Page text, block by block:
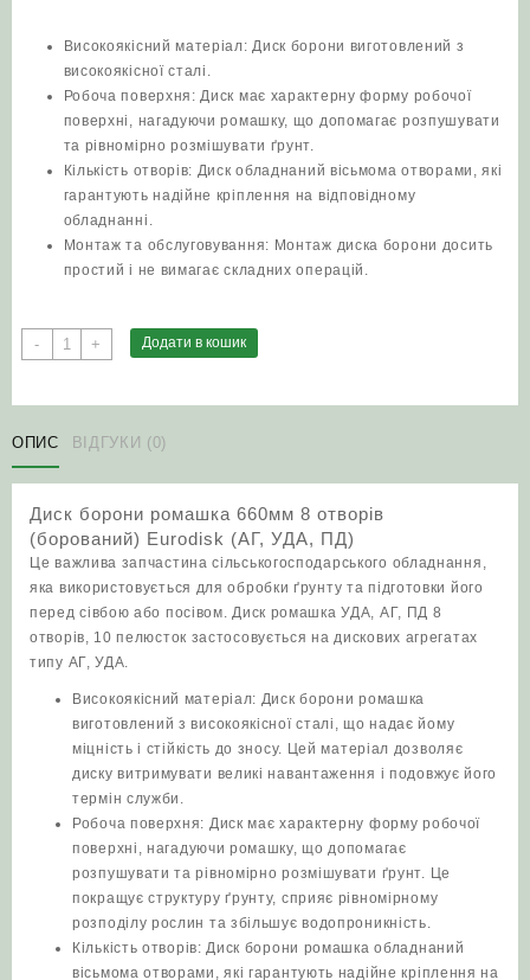
Високоякісний матеріал: Диск борони виготовлений з
високоякісної сталі.
Робоча поверхня: Диск має характерну форму робочої
поверхні, нагадуючи ромашку, що допомагає розпушувати
та рівномірно розмішувати ґрунт.
Кількість отворів: Диск обладнаний вісьмома отворами, які
гарантують надійне кріплення на відповідному
обладнанні.
Монтаж та обслуговування: Монтаж диска борони досить
простий і не вимагає складних операцій.
-
Диск
борони
8
отворів
Eurodisk
(АГ,
УДА,
ПД)
кількість
+ Додати в кошик
ОПИС ВІДГУКИ (0)
Диск борони ромашка 660мм 8 отворів
(борований) Eurodisk (АГ, УДА, ПД)
Це важлива запчастина сільськогосподарського обладнання,
яка використовується для обробки ґрунту та підготовки його
перед сівбою або посівом. Диск ромашка УДА, АГ, ПД 8
отворів, 10 пелюсток застосовується на дискових агрегатах
типу АГ, УДА.
Високоякісний матеріал: Диск борони ромашка
виготовлений з високоякісної сталі, що надає йому
міцність і стійкість до зносу. Цей матеріал дозволяє
диску витримувати великі навантаження і подовжує його
термін служби.
Робоча поверхня: Диск має характерну форму робочої
поверхні, нагадуючи ромашку, що допомагає
розпушувати та рівномірно розмішувати ґрунт. Це
покращує структуру ґрунту, сприяє рівномірному
розподілу рослин та збільшує водопроникність.
Кількість отворів: Диск борони ромашка обладнаний
вісьмома отворами, які гарантують надійне кріплення на